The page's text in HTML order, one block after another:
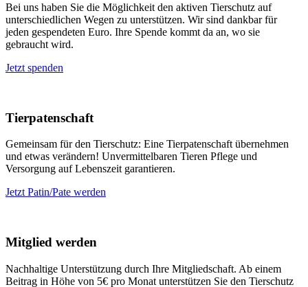
Bei uns haben Sie die Möglichkeit den aktiven Tierschutz auf
unterschiedlichen Wegen zu unterstützen. Wir sind dankbar für
jeden gespendeten Euro. Ihre Spende kommt da an, wo sie
gebraucht wird.
Jetzt spenden
Tierpatenschaft
Gemeinsam für den Tierschutz: Eine Tierpatenschaft übernehmen
und etwas verändern! Unvermittelbaren Tieren Pflege und
Versorgung auf Lebenszeit garantieren.
Jetzt Patin/Pate werden
Mitglied werden
Nachhaltige Unterstützung durch Ihre Mitgliedschaft. Ab einem
Beitrag in Höhe von 5€ pro Monat unterstützen Sie den Tierschutz